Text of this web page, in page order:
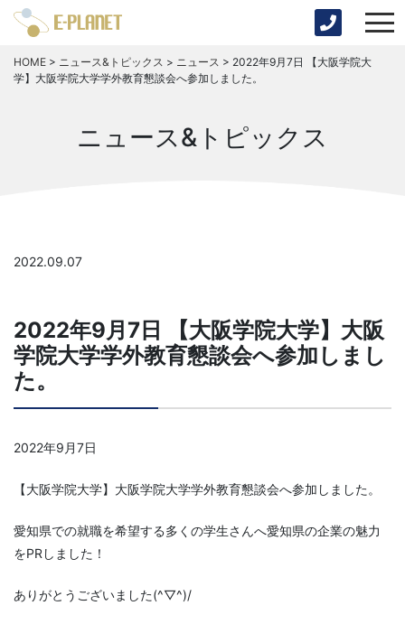
HOME > ニュース&トピックス > ニュース > 2022年9月7日 【大阪学院大
学】大阪学院大学学外教育懇談会へ参加しました。
ニュース&トピックス
2022.09.07
2022年9月7日 【大阪学院大学】大阪
学院大学学外教育懇談会へ参加しまし
た。
2022年9月7日
【大阪学院大学】大阪学院大学学外教育懇談会へ参加しました。
愛知県での就職を希望する多くの学生さんへ愛知県の企業の魅力
をPRしました！
ありがとうございました(^▽^)/